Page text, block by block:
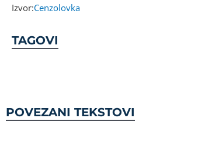
Izvor:Cenzolovka
TAGOVI
POVEZANI TEKSTOVI